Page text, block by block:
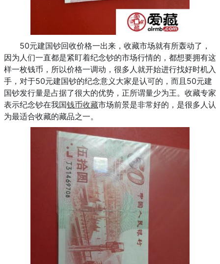
50元建国钞回收价格一出来，收藏市场就有所轰动了，
因为人们一直都是紧盯着纪念钞的市场行情的，都想要拥有这
样一枚钱币，所以价格一调动，很多人就开始进行找好时机入
手，对于50元建国钞的纪念意义大家是认可的，而且50元建
国钞发行量是占据了很大的优势，正所谓量少为王。收藏专家
表示纪念钞在我国钱币收藏市场前景是非常好的，是很多人认
为最适合收藏的藏品之一。